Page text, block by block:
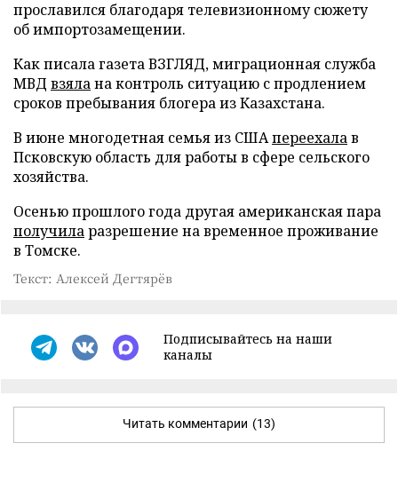
прославился благодаря телевизионному сюжету
об импортозамещении.
Как писала газета ВЗГЛЯД, миграционная служба
МВД взялана контроль ситуацию с продлением
сроков пребывания блогера из Казахстана.
В июне многодетная семья из СШАпереехалав
Псковскую область для работы в сфере сельского
хозяйства.
Осенью прошлого года другая американская пара
получиларазрешение на временное проживание
в Томске.
Текст: Алексей Дегтярёв
Подписывайтесь на наши
каналы
Читать комментарии (13)